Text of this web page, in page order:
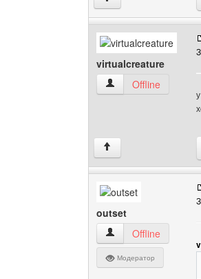
virtualcreature
virtualcreature
Offline
↑
outset
outset Посмотреть
Offline
Модератор